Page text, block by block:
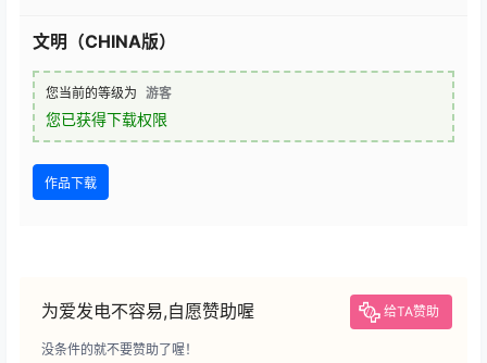
文明（CHINA版）
您当前的等级为 游客
您已获得下载权限
作品下载
为爱发电不容易,自愿赞助喔 给TA赞助
没条件的就不要赞助了喔！